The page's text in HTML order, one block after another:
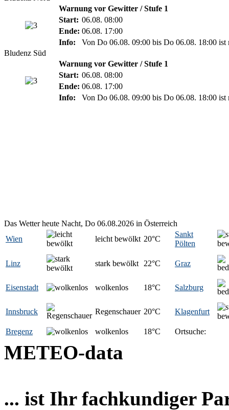
Warnung vor Gewitter / Stufe 1
Start: 06.08. 08:00
Ende: 06.08. 17:00
Info:
Von Do 06.08. 09:00 bis Do 06.08. 18:00 ist
Bludenz Süd
Warnung vor Gewitter / Stufe 1
Start: 06.08. 08:00
Ende: 06.08. 17:00
Info:
Von Do 06.08. 09:00 bis Do 06.08. 18:00 ist
Das Wetter heute Nacht, Do 06.08.2026 in Österreich
Wien
leicht bewölkt 20°C
Sankt
Pölten
Linz stark bewölkt 22°C Graz
Eisenstadt wolkenlos 18°C Salzburg
Innsbruck Regenschauer 20°C Klagenfurt
Bregenz wolkenlos 18°C Ortsuche:
METEO-data
... ist Ihr fachkundiger